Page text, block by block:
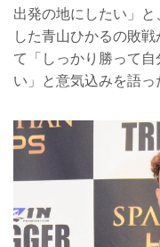
出発の地にしたい」
した青山ひかるの敗
て「しっかり勝って
い」と意気込みを語っ